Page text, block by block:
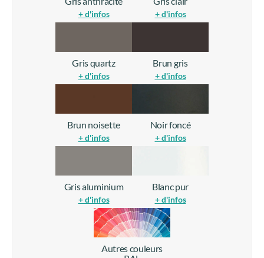
+ d'infos + d'infos
Gris quartz
+ d'infos
Brun gris
+ d'infos
Brun noisette
+ d'infos
Noir foncé
+ d'infos
Gris aluminium
+ d'infos
Blanc pur
+ d'infos
Autres couleurs